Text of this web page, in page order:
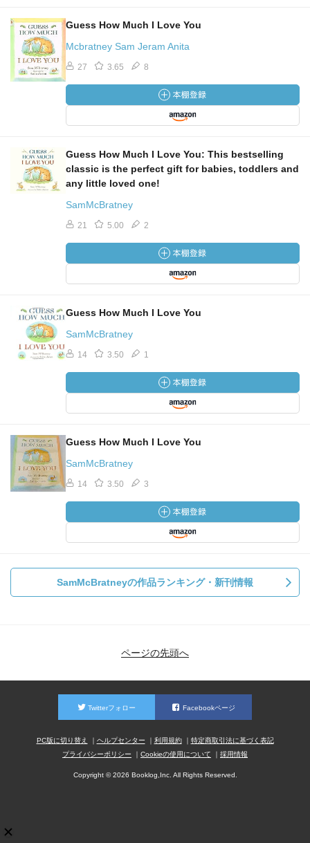
Guess How Much I Love You
Mcbratney Sam Jeram Anita
27 3.65 8
Guess How Much I Love You: This bestselling
classic is the perfect gift for babies, toddlers and
any little loved one!
SamMcBratney
21 5.00 2
Guess How Much I Love You
SamMcBratney
14 3.50 1
Guess How Much I Love You
SamMcBratney
14 3.50 3
SamMcBratneyの作品ランキング・新刊情報
ページの先頭へ
Twitterフォロー Facebookページ
PC版に切り替え ヘルプセンター 利用規約
特定商取引法に基づく表記
プライバシーポリシー
Cookieの使用について 採用情報
Copyright © 2026 Booklog,Inc. All Rights Reserved.